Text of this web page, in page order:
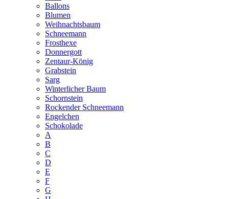
Ballons
Blumen
Weihnachtsbaum
Schneemann
Frosthexe
Donnergott
Zentaur-König
Grabstein
Sarg
Winterlicher Baum
Schornstein
Rockender Schneemann
Engelchen
Schokolade
A
B
C
D
E
F
G